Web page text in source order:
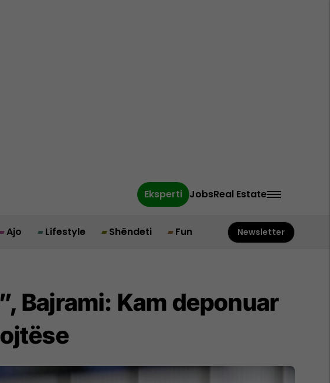
Eksperti JobsReal Estate
Ajo Lifestyle Shëndeti Fun Newsletter
Bajrami: Kam deponuar